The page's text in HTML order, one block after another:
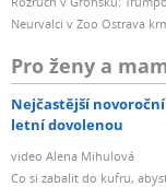
Neurvalci v Zoo Ostrava
Pro ženy a
Nejčastější
letní dovolenou
video Alena Mihulová
Co si zabalit do kufru,